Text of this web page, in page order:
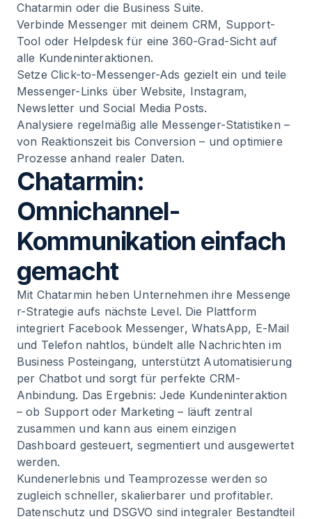
Chatarmin oder die Business Suite.
Verbinde Messenger mit deinem CRM, Support-
Tool oder Helpdesk für eine 360-Grad-Sicht auf
alle Kundeninteraktionen.
Setze Click-to-Messenger-Ads gezielt ein und teile
Messenger-Links über Website, Instagram,
Newsletter und Social Media Posts.
Analysiere regelmäßig alle Messenger-Statistiken –
von Reaktionszeit bis Conversion – und optimiere
Prozesse anhand realer Daten.
Chatarmin:
Omnichannel-
Kommunikation einfach
gemacht
Mit Chatarmin heben Unternehmen ihre Messenge
r-Strategie aufs nächste Level. Die Plattform
integriert Facebook Messenger, WhatsApp, E-Mail
und Telefon nahtlos, bündelt alle Nachrichten im
Business Posteingang, unterstützt Automatisierung
per Chatbot und sorgt für perfekte CRM-
Anbindung. Das Ergebnis: Jede Kundeninteraktion
– ob Support oder Marketing – läuft zentral
zusammen und kann aus einem einzigen
Dashboard gesteuert, segmentiert und ausgewertet
werden.
Kundenerlebnis und Teamprozesse werden so
zugleich schneller, skalierbarer und profitabler.
Datenschutz und DSGVO sind integraler Bestandteil